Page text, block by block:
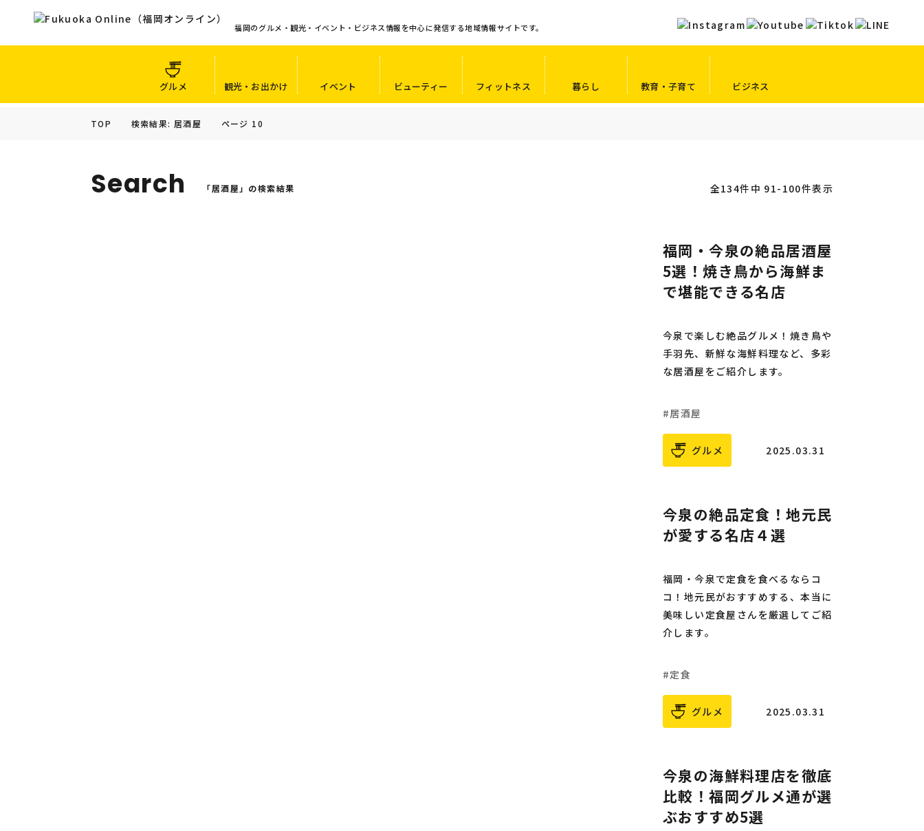
福岡のグルメ・観光・イベント・ビジネス情報を中心に発信する地域情報サイトです。
グルメ 観光・お出かけ イベント ビューティー フィットネス 暮らし 教育・子育て ビジネス
TOP 検索結果: 居酒屋 ページ 10
Search 「居酒屋」の検索結果 全134件中 91-100件表示
福岡・今泉の絶品居酒屋
5選！焼き鳥から海鮮ま
で堪能できる名店
今泉で楽しむ絶品グルメ！焼き鳥や
手羽先、新鮮な海鮮料理など、多彩
な居酒屋をご紹介します。
居酒屋
グルメ 2025.03.31
今泉の絶品定食！地元民
が愛する名店４選
福岡・今泉で定食を食べるならコ
コ！地元民がおすすめする、本当に
美味しい定食屋さんを厳選してご紹
介します。
定食
グルメ 2025.03.31
今泉の海鮮料理店を徹底
比較！福岡グルメ通が選
ぶおすすめ5選